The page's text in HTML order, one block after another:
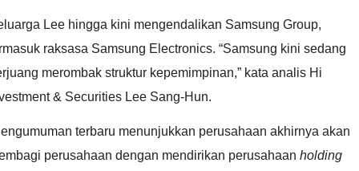
Lee hingga kini mengendalikan Samsung Group,
raksasa Samsung Electronics. “Samsung kini sedang
merombak struktur kepemimpinan,” kata analis Hi
& Securities Lee Sang-Hun.
terbaru menunjukkan perusahaan akhirnya akan
perusahaan dengan mendirikan perusahaan holding